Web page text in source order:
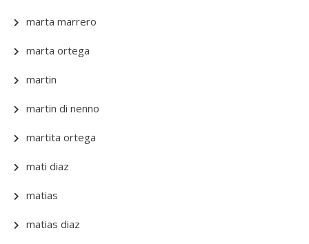
marta marrero
marta ortega
martin
martin di nenno
martita ortega
mati diaz
matias
matias diaz